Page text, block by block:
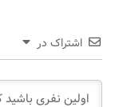
اشتراک در